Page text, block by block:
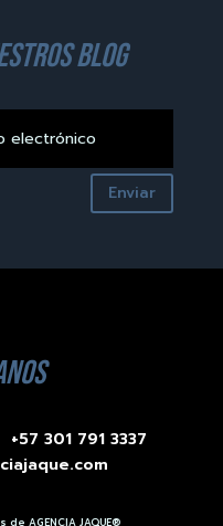
blog
Enviar
+57 301 791 3337
AGENCIA JAQUE®